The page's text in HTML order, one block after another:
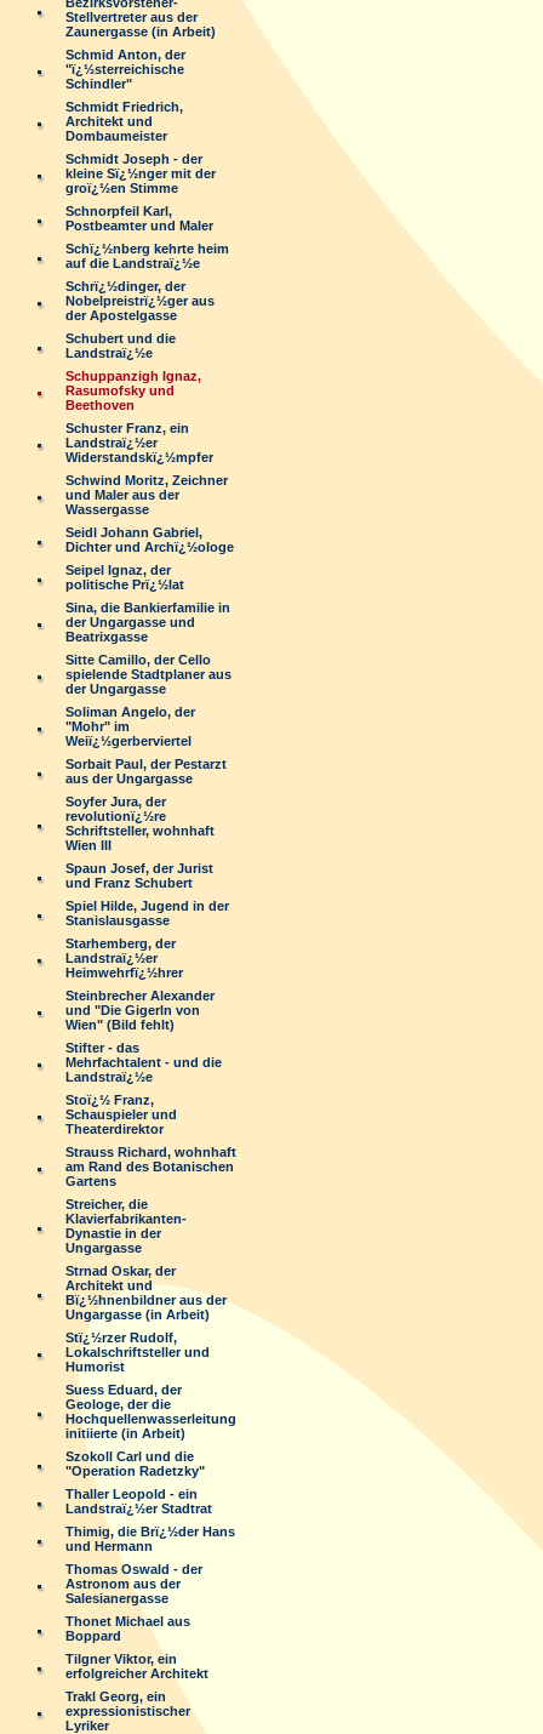
Stellvertreter aus der
Zaunergasse (in Arbeit)
Schmid Anton, der
"ï¿½sterreichische
Schindler"
Schmidt Friedrich,
Architekt und
Dombaumeister
Schmidt Joseph - der
kleine Sï¿½nger mit der
groï¿½en Stimme
Schnorpfeil Karl,
Postbeamter und Maler
Schï¿½nberg kehrte heim
auf die Landstraï¿½e
Schrï¿½dinger, der
Nobelpreistrï¿½ger aus
der Apostelgasse
Schubert und die
Landstraï¿½e
Schuppanzigh Ignaz,
Rasumofsky und
Beethoven
Schuster Franz, ein
Landstraï¿½er
Widerstandskï¿½mpfer
Schwind Moritz, Zeichner
und Maler aus der
Wassergasse
Seidl Johann Gabriel,
Dichter und Archï¿½ologe
Seipel Ignaz, der
politische Prï¿½lat
Sina, die Bankierfamilie in
der Ungargasse und
Beatrixgasse
Sitte Camillo, der Cello
spielende Stadtplaner aus
der Ungargasse
Soliman Angelo, der
"Mohr" im
Weiï¿½gerberviertel
Sorbait Paul, der Pestarzt
aus der Ungargasse
Soyfer Jura, der
revolutionï¿½re
Schriftsteller, wohnhaft
Wien III
Spaun Josef, der Jurist
und Franz Schubert
Spiel Hilde, Jugend in der
Stanislausgasse
Starhemberg, der
Landstraï¿½er
Heimwehrfï¿½hrer
Steinbrecher Alexander
und "Die Gigerln von
Wien" (Bild fehlt)
Stifter - das
Mehrfachtalent - und die
Landstraï¿½e
Stoï¿½ Franz,
Schauspieler und
Theaterdirektor
Strauss Richard, wohnhaft
am Rand des Botanischen
Gartens
Streicher, die
Klavierfabrikanten-
Dynastie in der
Ungargasse
Strnad Oskar, der
Architekt und
Bï¿½hnenbildner aus der
Ungargasse (in Arbeit)
Stï¿½rzer Rudolf,
Lokalschriftsteller und
Humorist
Suess Eduard, der
Geologe, der die
Hochquellenwasserleitung
initiierte (in Arbeit)
Szokoll Carl und die
"Operation Radetzky"
Thaller Leopold - ein
Landstraï¿½er Stadtrat
Thimig, die Brï¿½der Hans
und Hermann
Thomas Oswald - der
Astronom aus der
Salesianergasse
Thonet Michael aus
Boppard
Tilgner Viktor, ein
erfolgreicher Architekt
Trakl Georg, ein
expressionistischer
Lyriker